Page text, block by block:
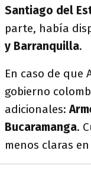
Santiago del
parte, había
y Barranquilla.
En caso de que
gobierno
adicionales:
Bucaramanga.
menos claras